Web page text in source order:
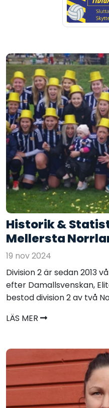
Historik &
Mellersta
19 nov 2024
Division 2 är sedan 2013
efter Damallsvenskan,
bestod division 2 av två
LÄS MER